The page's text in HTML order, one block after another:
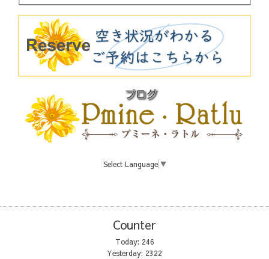
Select Language ▼
Counter
Today: 246
Yesterday: 2322